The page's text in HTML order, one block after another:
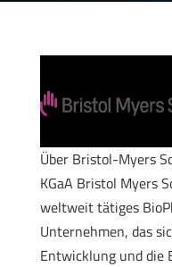
Über Bristol-Myers
KGaA Bristol Myers
weltweit tätiges
Unternehmen, das
Entwicklung und die